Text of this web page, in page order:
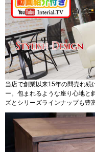
当店で創業以来15年の間売れ続
ー。包まれるような座り心地と
ズとシリーズラインナップも豊富